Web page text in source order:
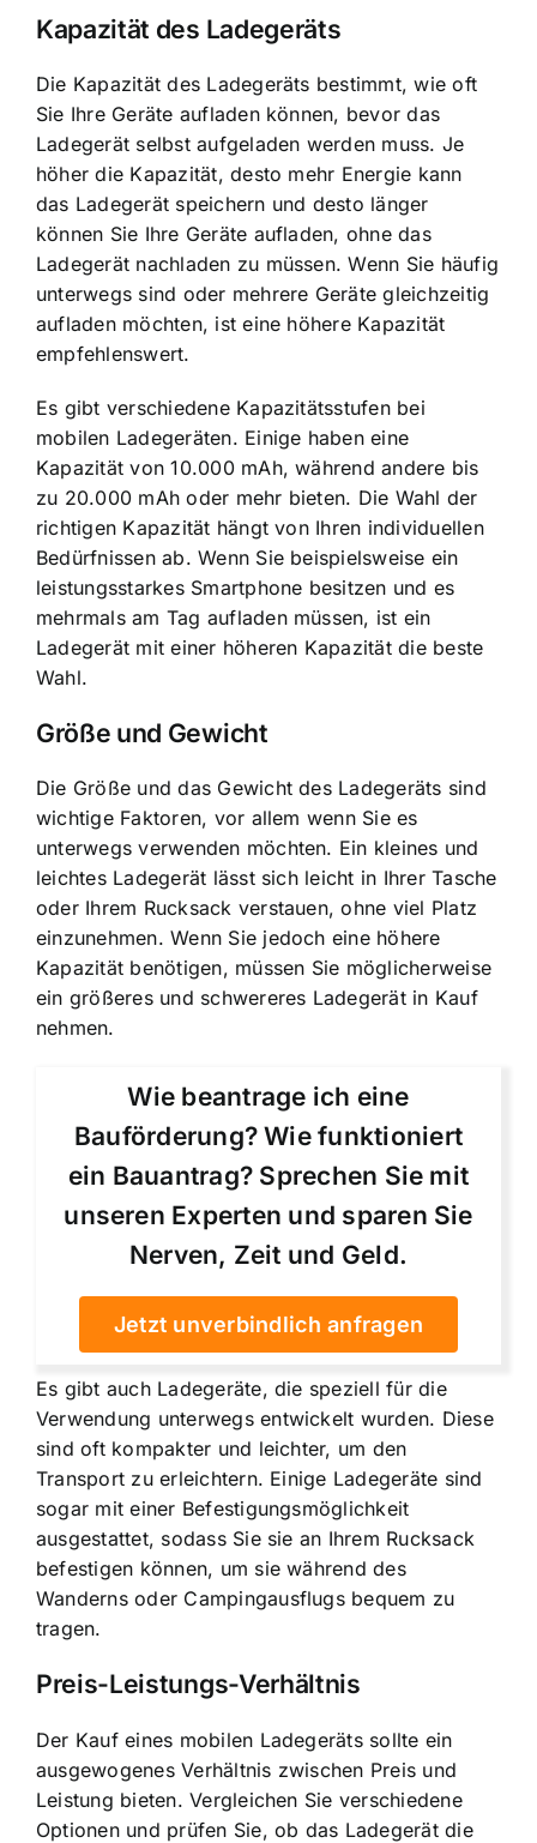
Kapazität des Ladegeräts
Die Kapazität des Ladegeräts bestimmt, wie oft
Sie Ihre Geräte aufladen können, bevor das
Ladegerät selbst aufgeladen werden muss. Je
höher die Kapazität, desto mehr Energie kann
das Ladegerät speichern und desto länger
können Sie Ihre Geräte aufladen, ohne das
Ladegerät nachladen zu müssen. Wenn Sie häufig
unterwegs sind oder mehrere Geräte gleichzeitig
aufladen möchten, ist eine höhere Kapazität
empfehlenswert.
Es gibt verschiedene Kapazitätsstufen bei
mobilen Ladegeräten. Einige haben eine
Kapazität von 10.000 mAh, während andere bis
zu 20.000 mAh oder mehr bieten. Die Wahl der
richtigen Kapazität hängt von Ihren individuellen
Bedürfnissen ab. Wenn Sie beispielsweise ein
leistungsstarkes Smartphone besitzen und es
mehrmals am Tag aufladen müssen, ist ein
Ladegerät mit einer höheren Kapazität die beste
Wahl.
Größe und Gewicht
Die Größe und das Gewicht des Ladegeräts sind
wichtige Faktoren, vor allem wenn Sie es
unterwegs verwenden möchten. Ein kleines und
leichtes Ladegerät lässt sich leicht in Ihrer Tasche
oder Ihrem Rucksack verstauen, ohne viel Platz
einzunehmen. Wenn Sie jedoch eine höhere
Kapazität benötigen, müssen Sie möglicherweise
ein größeres und schwereres Ladegerät in Kauf
nehmen.
Wie beantrage ich eine
Bauförderung? Wie funktioniert
ein Bauantrag? Sprechen Sie mit
unseren Experten und sparen Sie
Nerven, Zeit und Geld.
Jetzt unverbindlich anfragen
Es gibt auch Ladegeräte, die speziell für die
Verwendung unterwegs entwickelt wurden. Diese
sind oft kompakter und leichter, um den
Transport zu erleichtern. Einige Ladegeräte sind
sogar mit einer Befestigungsmöglichkeit
ausgestattet, sodass Sie sie an Ihrem Rucksack
befestigen können, um sie während des
Wanderns oder Campingausflugs bequem zu
tragen.
Preis-Leistungs-Verhältnis
Der Kauf eines mobilen Ladegeräts sollte ein
ausgewogenes Verhältnis zwischen Preis und
Leistung bieten. Vergleichen Sie verschiedene
Optionen und prüfen Sie, ob das Ladegerät die